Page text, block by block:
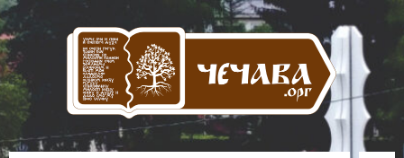
Skip
to
content
Skip
to
left
sidebar
Skip
to
footer